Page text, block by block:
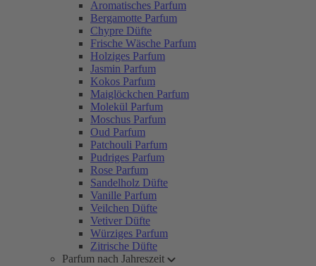
Aromatisches Parfum
Bergamotte Parfum
Chypre Düfte
Frische Wäsche Parfum
Holziges Parfum
Jasmin Parfum
Kokos Parfum
Maiglöckchen Parfum
Molekül Parfum
Moschus Parfum
Oud Parfum
Patchouli Parfum
Pudriges Parfum
Rose Parfum
Sandelholz Düfte
Vanille Parfum
Veilchen Düfte
Vetiver Düfte
Würziges Parfum
Zitrische Düfte
Parfum nach Jahreszeit